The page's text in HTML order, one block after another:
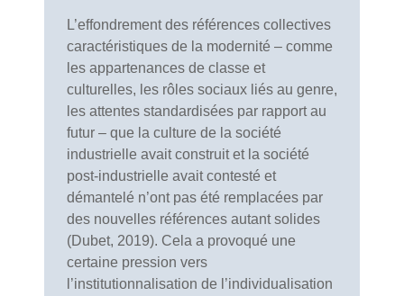
L’effondrement des références collectives
caractéristiques de la modernité – comme
les appartenances de classe et
culturelles, les rôles sociaux liés au genre,
les attentes standardisées par rapport au
futur – que la culture de la société
industrielle avait construit et la société
post-industrielle avait contesté et
démantelé n’ont pas été remplacées par
des nouvelles références autant solides
(Dubet, 2019). Cela a provoqué une
certaine pression vers
l’institutionnalisation de l’individualisation